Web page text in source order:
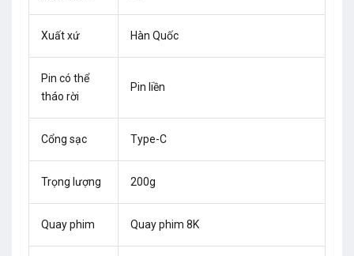
Xuất xứ Hàn Quốc
Pin có thể
tháo rời
Pin liền
Cổng sạc Type-C
Trọng lượng 200g
Quay phim Quay phim 8K